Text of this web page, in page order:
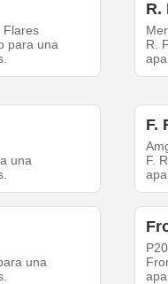
Flares
para una
R.
R.
una
F.
F.
una